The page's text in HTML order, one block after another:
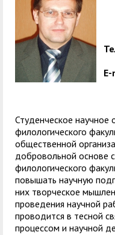
E-
Студенческое научное
филологического
общественной
добровольной основе
филологического
повышать научную
них творческое
проведения научной
проводится в тесной
процессом и научной